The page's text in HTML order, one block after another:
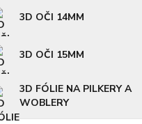
3D OČI 14MM
3D OČI 15MM
3D FÓLIE NA PILKERY A
WOBLERY